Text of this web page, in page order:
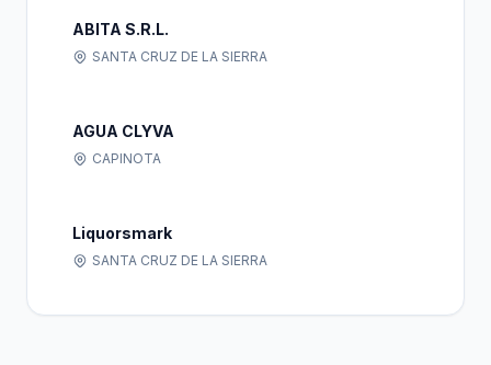
ABITA S.R.L.
SANTA CRUZ DE LA SIERRA
AGUA CLYVA
CAPINOTA
Liquorsmark
SANTA CRUZ DE LA SIERRA